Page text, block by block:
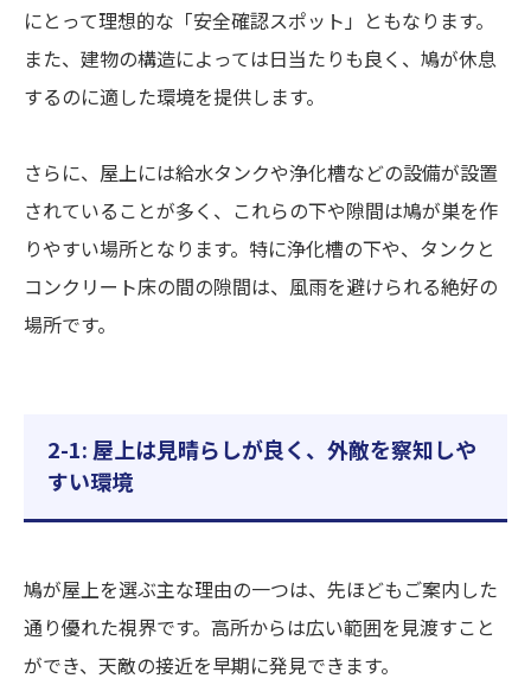
にとって理想的な「安全確認スポット」ともなります。
また、建物の構造によっては日当たりも良く、鳩が休息
するのに適した環境を提供します。
さらに、屋上には給水タンクや浄化槽などの設備が設置
されていることが多く、これらの下や隙間は鳩が巣を作
りやすい場所となります。特に浄化槽の下や、タンクと
コンクリート床の間の隙間は、風雨を避けられる絶好の
場所です。
2-1: 屋上は見晴らしが良く、外敵を察知しや
すい環境
鳩が屋上を選ぶ主な理由の一つは、先ほどもご案内した
通り優れた視界です。高所からは広い範囲を見渡すこと
ができ、天敵の接近を早期に発見できます。